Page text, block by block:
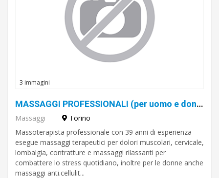
3 immagini
MASSAGGI PROFESSIONALI (per uomo e donna)
Massaggi
Torino
Massoterapista professionale con 39 anni di esperienza
esegue massaggi terapeutici per dolori muscolari, cervicale,
lombalgia, contratture e massaggi rilassanti per
combattere lo stress quotidiano, inoltre per le donne anche
massaggi anti.cellulit...